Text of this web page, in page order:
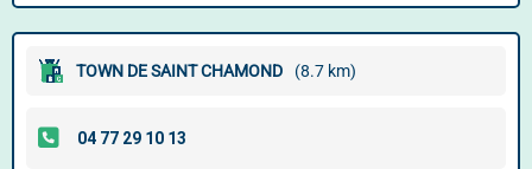
TOWN DE SAINT CHAMOND (8.7 km)